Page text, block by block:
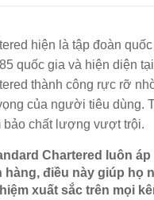
hiện là tập đoàn
quốc gia và hiện diện
thành công rực rỡ
của người tiêu dùng.
bảo chất lượng vượt trội.
Chartered luôn
hàng, điều này giúp họ
xuất sắc trên mọi